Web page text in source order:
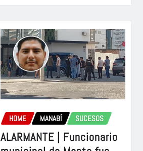
HOME MANABÍ SUCESOS
ALARMANTE | Funcionario